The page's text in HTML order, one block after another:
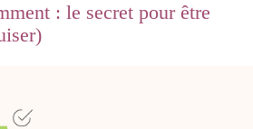
: le secret pour être